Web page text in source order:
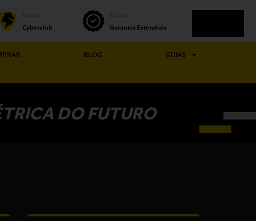
Cyberclub
Garantia Estendida
BLOG
GUIAS
DO FUTURO